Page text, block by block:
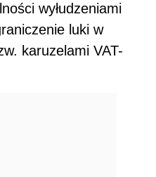
wyłudzeniami
luki w
karuzelami VAT-